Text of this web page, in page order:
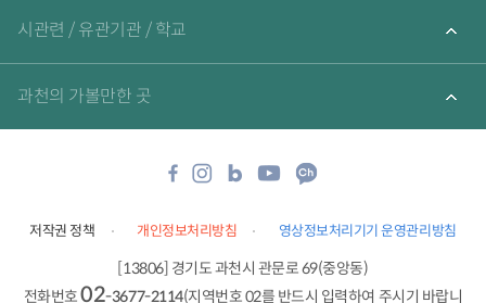
기
시관련 / 유관기관 / 학교
과천의 가볼만한 곳
저작권 정책 개인정보처리방침 영상정보처리기기 운영관리방침
[13806] 경기도 과천시 관문로 69(중앙동)
전화번호02-3677-2114(지역번호 02를 반드시 입력하여 주시기 바랍니